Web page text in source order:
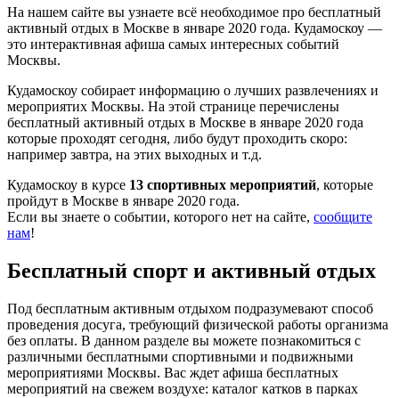
На нашем сайте вы узнаете всё необходимое про бесплатный
активный отдых в Москве в январе 2020 года. Кудамоскоу —
это интерактивная афиша самых интересных событий
Москвы.
Кудамоскоу собирает информацию о лучших развлечениях и
мероприятих Москвы. На этой странице перечислены
бесплатный активный отдых в Москве в январе 2020 года
которые проходят сегодня, либо будут проходить скоро:
например завтра, на этих выходных и т.д.
Кудамоскоу в курсе 13 спортивных мероприятий, которые
пройдут в Москве в январе 2020 года.
Если вы знаете о событии, которого нет на сайте, сообщите
нам!
Бесплатный спорт и активный отдых
Под бесплатным активным отдыхом подразумевают способ
проведения досуга, требующий физической работы организма
без оплаты. В данном разделе вы можете познакомиться с
различными бесплатными спортивными и подвижными
мероприятиями Москвы. Вас ждет афиша бесплатных
мероприятий на свежем воздухе: каталог катков в парках